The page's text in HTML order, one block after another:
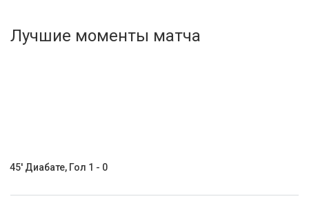
Лучшие моменты матча
45' Диабате, Гол 1 - 0